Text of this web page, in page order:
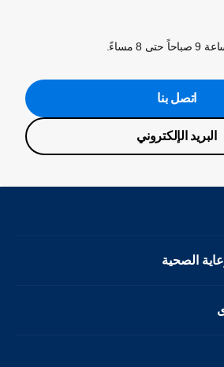
اتصل بنا
البريد الإلكتروني
الصحية